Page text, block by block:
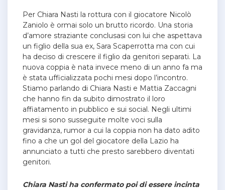
Per Chiara Nasti la rottura con il giocatore Nicolò
Zaniolo è ormai solo un brutto ricordo. Una storia
d’amore straziante conclusasi con lui che aspettava
un figlio della sua ex, Sara Scaperrotta ma con cui
ha deciso di crescere il figlio da genitori separati. La
nuova coppia è nata invece meno di un anno fa ma
è stata ufficializzata pochi mesi dopo l’incontro.
Stiamo parlando di Chiara Nasti e Mattia Zaccagni
che hanno fin da subito dimostrato il loro
affiatamento in pubblico e sui social. Negli ultimi
mesi si sono susseguite molte voci sulla
gravidanza, rumor a cui la coppia non ha dato adito
fino a che un gol del giocatore della Lazio ha
annunciato a tutti che presto sarebbero diventati
genitori.
Chiara Nasti ha confermato poi di essere incinta